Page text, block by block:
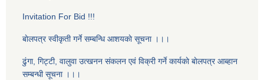
Invitation For Bid !!!
बाेलपत्र स्वीकृती गर्ने सम्बन्धि आशयकाे सूचना ।।।
ढुंगा, गिट्टी, वालुवा उत्खनन संकलन एवं विक्री गर्ने कार्यकाे बाेलपत्र आब्हान
सम्बन्धी सूचना ।।।